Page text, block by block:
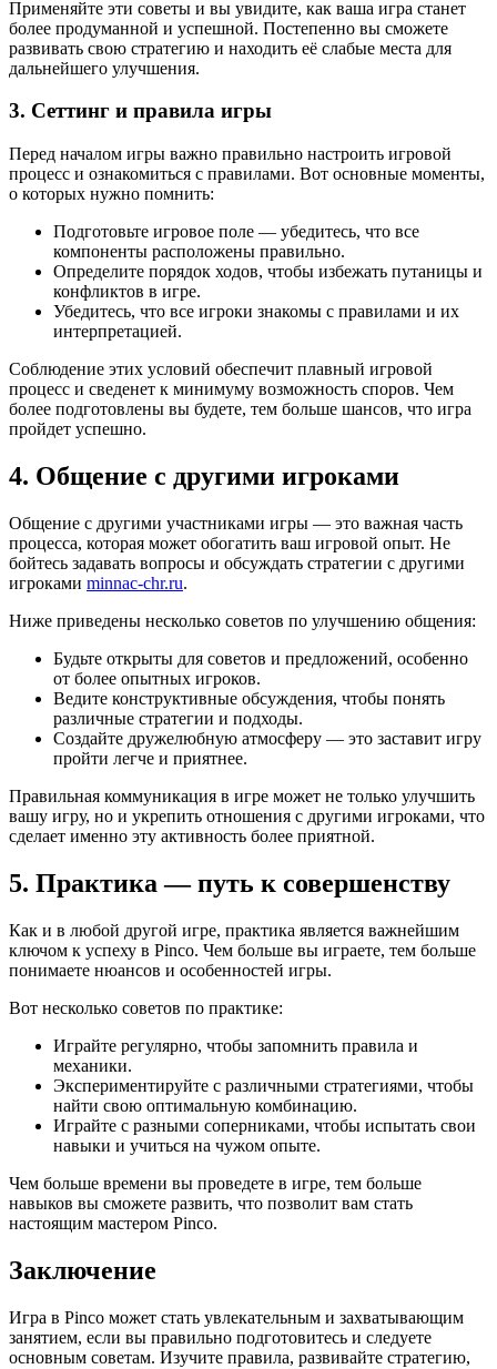
Применяйте эти советы и вы увидите, как ваша игра станет
более продуманной и успешной. Постепенно вы сможете
развивать свою стратегию и находить её слабые места для
дальнейшего улучшения.
3. Сеттинг и правила игры
Перед началом игры важно правильно настроить игровой
процесс и ознакомиться с правилами. Вот основные моменты,
о которых нужно помнить:
Подготовьте игровое поле — убедитесь, что все
компоненты расположены правильно.
Определите порядок ходов, чтобы избежать путаницы и
конфликтов в игре.
Убедитесь, что все игроки знакомы с правилами и их
интерпретацией.
Соблюдение этих условий обеспечит плавный игровой
процесс и сведенет к минимуму возможность споров. Чем
более подготовлены вы будете, тем больше шансов, что игра
пройдет успешно.
4. Общение с другими игроками
Общение с другими участниками игры — это важная часть
процесса, которая может обогатить ваш игровой опыт. Не
бойтесь задавать вопросы и обсуждать стратегии с другими
игроками minnac-chr.ru.
Ниже приведены несколько советов по улучшению общения:
Будьте открыты для советов и предложений, особенно
от более опытных игроков.
Ведите конструктивные обсуждения, чтобы понять
различные стратегии и подходы.
Создайте дружелюбную атмосферу — это заставит игру
пройти легче и приятнее.
Правильная коммуникация в игре может не только улучшить
вашу игру, но и укрепить отношения с другими игроками, что
сделает именно эту активность более приятной.
5. Практика — путь к совершенству
Как и в любой другой игре, практика является важнейшим
ключом к успеху в Pinco. Чем больше вы играете, тем больше
понимаете нюансов и особенностей игры.
Вот несколько советов по практике:
Играйте регулярно, чтобы запомнить правила и
механики.
Экспериментируйте с различными стратегиями, чтобы
найти свою оптимальную комбинацию.
Играйте с разными соперниками, чтобы испытать свои
навыки и учиться на чужом опыте.
Чем больше времени вы проведете в игре, тем больше
навыков вы сможете развить, что позволит вам стать
настоящим мастером Pinco.
Заключение
Игра в Pinco может стать увлекательным и захватывающим
занятием, если вы правильно подготовитесь и следуете
основным советам. Изучите правила, развивайте стратегию,